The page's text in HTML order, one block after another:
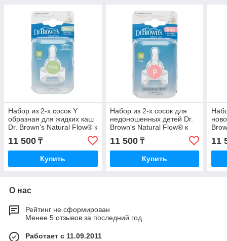
Набор из 2-х сосок Y
образная для жидких каш
Dr. Brown's Natural Flow® к
стандартным бутылочкам
11 500 ₸
Купить
Набор из 2-х сосок для
недоношенных детей Dr.
Brown's Natural Flow® к
стандартным бутылочкам
11 500₸
Купить
11
О нас
Рейтинг не сформирован
Менее 5 отзывов за последний год
Работает с 11.09.2011